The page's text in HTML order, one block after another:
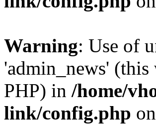
Warning: Use of
'admin_news'
PHP) in /home/
link/config.php